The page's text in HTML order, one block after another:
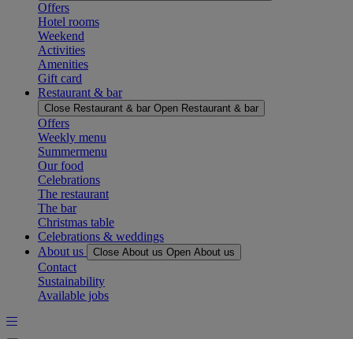
Offers
Hotel rooms
Weekend
Activities
Amenities
Gift card
Restaurant & bar
Close Restaurant & bar Open Restaurant & bar
Offers
Weekly menu
Summermenu
Our food
Celebrations
The restaurant
The bar
Christmas table
Celebrations & weddings
About us
Close About us Open About us
Contact
Sustainability
Available jobs